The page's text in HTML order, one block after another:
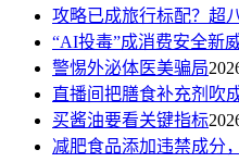
攻略已成旅行标配？超
“AI投毒”成消费安全新
警惕外泌体医美骗局
直播间把膳食补充剂吹
买酱油要看关键指标
减肥食品添加违禁成分